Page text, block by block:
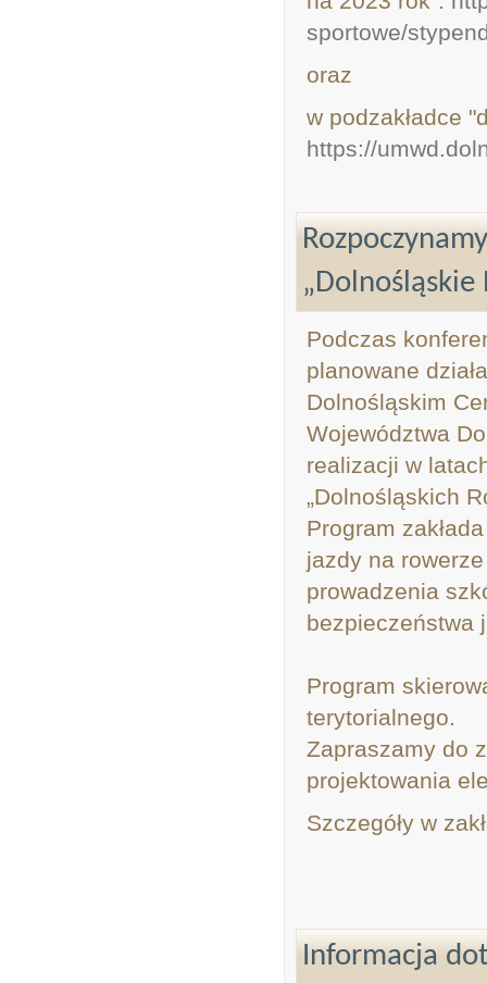
sportowe/
oraz
w podzakładce
https://
Podczas
planowane
Dolnośląskim
Województwa
realizacji w
„Dolnośląskich
Program
jazdy na
prowadzenia
bezpieczeństwa
Program
terytorialnego.
Zapraszamy do
projektowania
Szczegóły w
Informacja